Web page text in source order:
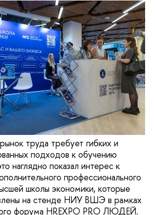
труда требует гибких и
подходов к обучению
наглядно показал интерес к
профессионального
школы экономики, которые
на стенде НИУ ВШЭ в рамках
форума HREXPO PRO ЛЮДЕЙ.